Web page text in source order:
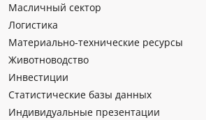
Масличный сектор
Логистика
Материально-технические ресурсы
Животноводство
Инвестиции
Статистические базы данных
Индивидуальные презентации